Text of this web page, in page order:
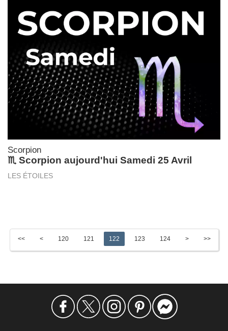
Scorpion
♏ Scorpion aujourd'hui Samedi 25 Avril
LES ÉTOILES
<< < 120 121 122 123 124 > >>